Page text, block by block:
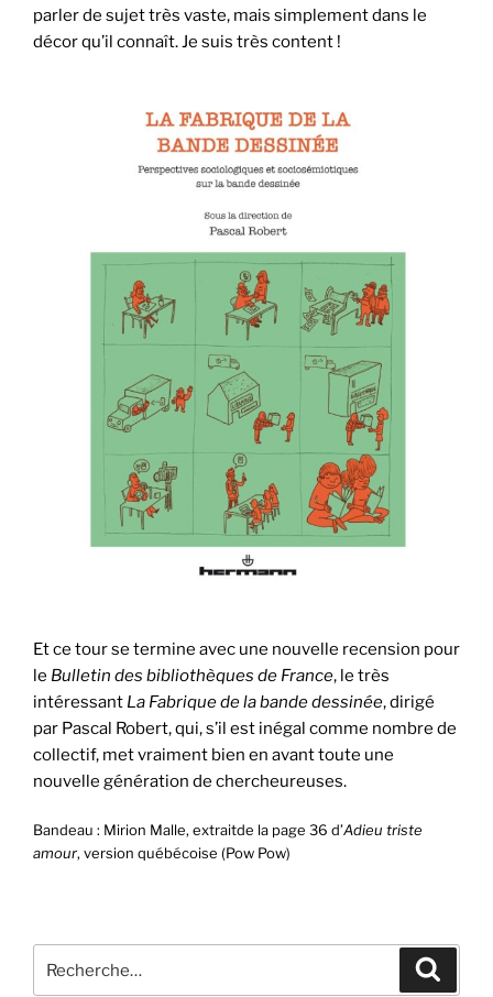
parler de sujet très vaste, mais simplement dans le
décor qu’il connaît. Je suis très content !
Et ce tour se termine avec une nouvelle recension pour
le Bulletin des bibliothèques de France, le très
intéressant La Fabrique de la bande dessinée, dirigé
par Pascal Robert, qui, s’il est inégal comme nombre de
collectif, met vraiment bien en avant toute une
nouvelle génération de chercheureuses.
Bandeau : Mirion Malle, extraitde la page 36 d’Adieu triste
amour, version québécoise (Pow Pow)
pour